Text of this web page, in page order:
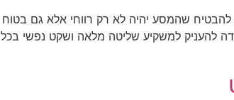
שהמסע יהיה לא רק רווחי אלא גם בטוח
להעניק למשקיע שליטה מלאה ושקט נפשי